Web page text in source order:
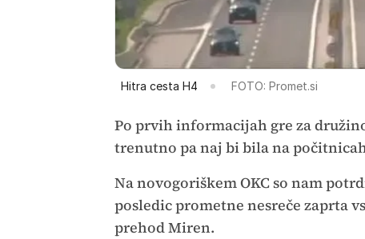
Hitra cesta H4 FOTO: Promet.si
Po prvih informacijah gre za
trenutno pa naj bi bila na
Na novogoriškem OKC so nam
posledic prometne nesreče zaprta
prehod Miren.